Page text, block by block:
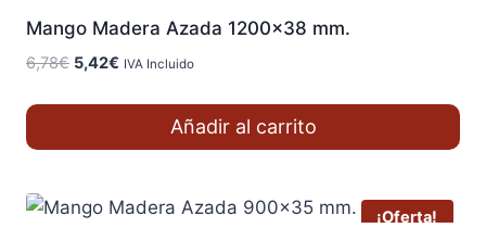
Mango Madera Azada 1200×38 mm.
6,78€ El
5,42€ El
IVA Incluido
Añadir al carrito
¡Oferta!